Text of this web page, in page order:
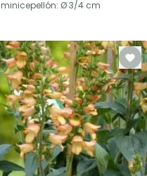
minicepellón: Ø 3/4 cm